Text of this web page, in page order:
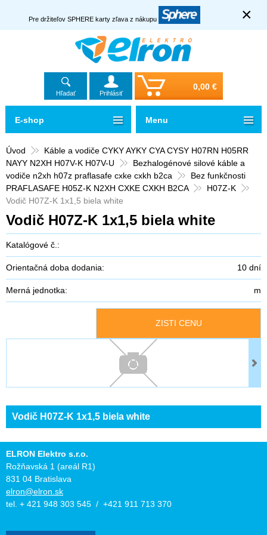
Pre držiteľov SPHERE karty zľava z nákupu ×
Hľadať Prihlásiť
0,00 €
Úvod
Káble a vodiče CYKY AYKY CYA CYSY H07RN H05RR
NAYY N2XH H07V-K H07V-U
Bezhalogénové silové káble a
vodiče n2xh h07z praflasafe cxke cxkh b2ca
Bez funkčnosti
PRAFLASAFE H05Z-K N2XH CXKE CXKH B2CA
H07Z-K
Vodič H07Z-K 1x1,5 biela white
Vodič H07Z-K 1x1,5 biela white
Katalógové č.:
Orientačná doba dodania: 10 dní
Merná jednotka: m
ZISTI CENU
Vodič H07Z-K 1x1,5 biela white
E-shop Menu
ELRON Elektro s.r.o.
Rožňavská 1 (areál R1)
831 04 Bratislava
elron@elron.sk
tel. + 421 948 303 545 / +421 911 713 370